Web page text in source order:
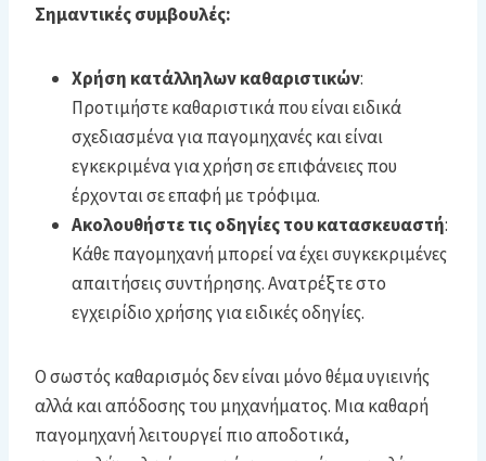
Σημαντικές συμβουλές:
Χρήση κατάλληλων καθαριστικών:
Προτιμήστε καθαριστικά που είναι ειδικά
σχεδιασμένα για παγομηχανές και είναι
εγκεκριμένα για χρήση σε επιφάνειες που
έρχονται σε επαφή με τρόφιμα.
Ακολουθήστε τις οδηγίες του κατασκευαστή:
Κάθε παγομηχανή μπορεί να έχει συγκεκριμένες
απαιτήσεις συντήρησης. Ανατρέξτε στο
εγχειρίδιο χρήσης για ειδικές οδηγίες.
Ο σωστός καθαρισμός δεν είναι μόνο θέμα υγιεινής
αλλά και απόδοσης του μηχανήματος. Μια καθαρή
παγομηχανή λειτουργεί πιο αποδοτικά,